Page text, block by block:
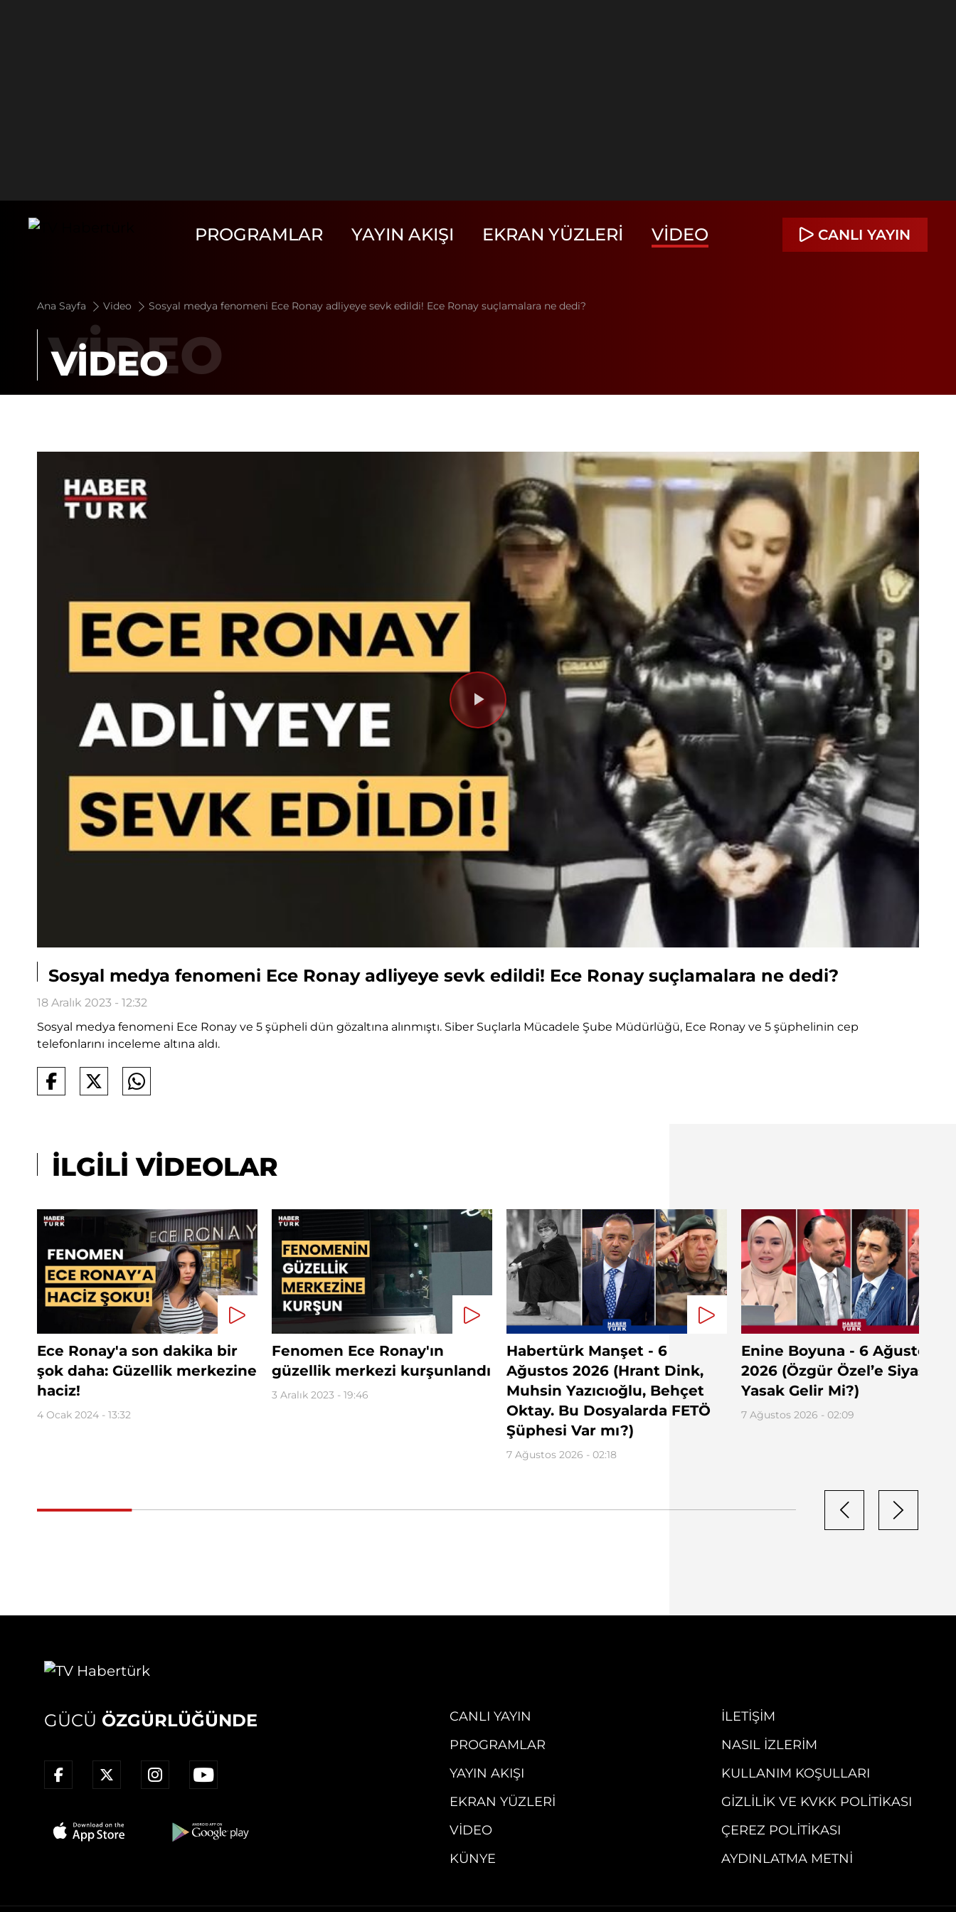
PROGRAMLAR YAYIN AKIŞI EKRAN YÜZLERI VIDEO CANLI YAYIN
Ana Sayfa Video Sosyal medya fenomeni Ece Ronay adliyeye sevk edildi! Ece Ronay suçlamalara ne dedi?
VİDEO
Videoyu
Oynat
Sosyal medya fenomeni Ece Ronay adliyeye sevk edildi! Ece Ronay suçlamalara ne dedi?
18 Aralık 2023 - 12:32
Sosyal medya fenomeni Ece Ronay ve 5 şüpheli dün gözaltına alınmıştı. Siber Suçlarla Mücadele Şube Müdürlüğü, Ece Ronay ve 5 şüphelinin cep
telefonlarını inceleme altına aldı.
İLGİLİ VİDEOLAR
Ece Ronay'a son dakika bir
şok daha: Güzellik merkezine
haciz!
4 Ocak 2024 - 13:32
Fenomen Ece Ronay'ın
güzellik merkezi kurşunlandı
3 Aralık 2023 - 19:46
Habertürk Manşet - 6
Ağustos 2026 (Hrant Dink,
Muhsin Yazıcıoğlu, Behçet
Oktay. Bu Dosyalarda FETÖ
Şüphesi Var mı?)
7 Ağustos 2026 - 02:18
Enine Boyuna - 6 Ağustos
2026 (Özgür Özel’e Siyasi
Yasak Gelir Mi?)
7 Ağustos 2026 - 02:09
GÜCÜ ÖZGÜRLÜĞÜNDE
CANLI YAYIN
PROGRAMLAR
YAYIN AKIŞI
EKRAN YÜZLERI
VIDEO
KÜNYE
İLETIŞIM
NASIL İZLERIM
KULLANIM KOŞULLARI
GIZLILIK VE KVKK POLITIKASI
ÇEREZ POLITIKASI
AYDINLATMA METNI